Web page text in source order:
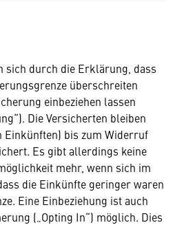
sich durch die Erklärung, dass
überschreiten
einbeziehen lassen
Die Versicherten bleiben
Einkünften) bis zum Widerruf
Es gibt allerdings keine
mehr, wenn sich im
die Einkünfte geringer waren
Eine Einbeziehung ist auch
(„Opting In“) möglich. Dies